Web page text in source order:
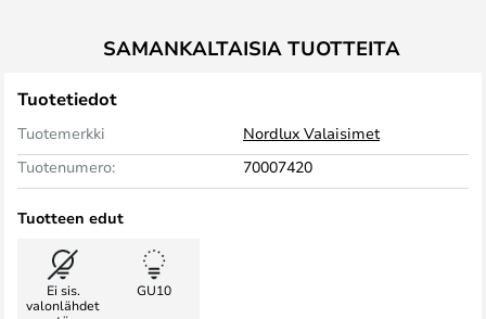
SAMANKALTAISIA TUOTTEITA
Tuotetiedot
Tuotemerkki
Nordlux Valaisimet
Tuotenumero:
70007420
Tuotteen edut
Ei sis.
valonlähdet
GU10